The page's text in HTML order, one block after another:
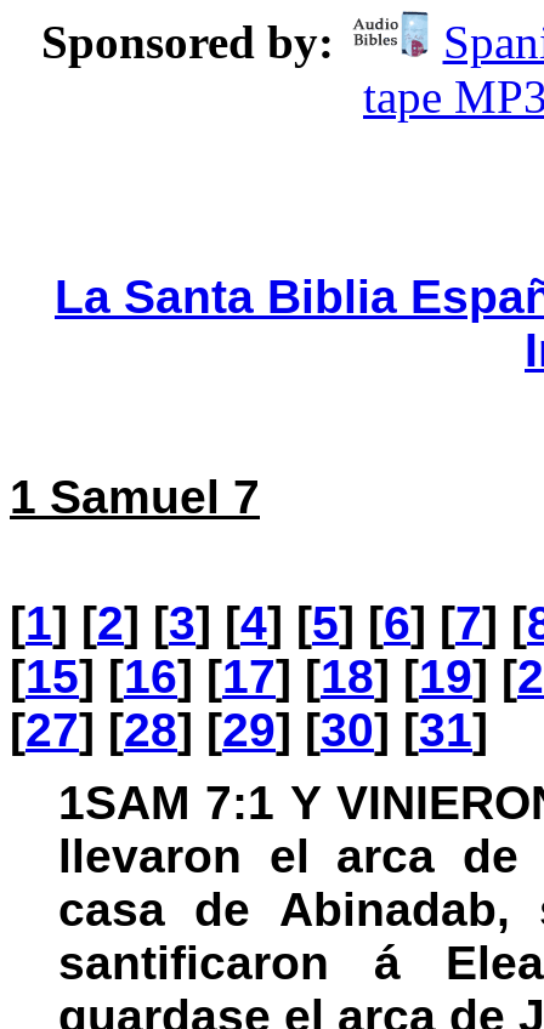
Sponsored by:
tape
La Santa Biblia
1 Samuel 7
[1] [2] [3] [4] [5] [6] [7] [
[15] [16] [17] [18] [19] [
[27] [28] [29] [30] [31]
1SAM 7:1 Y
llevaron el arca de
casa de
santificaron á
guardase el arca de